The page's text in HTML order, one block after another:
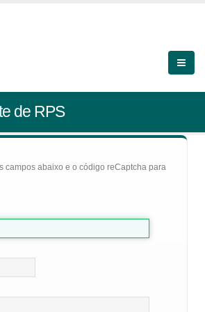
de RPS
campos abaixo e o código reCaptcha para